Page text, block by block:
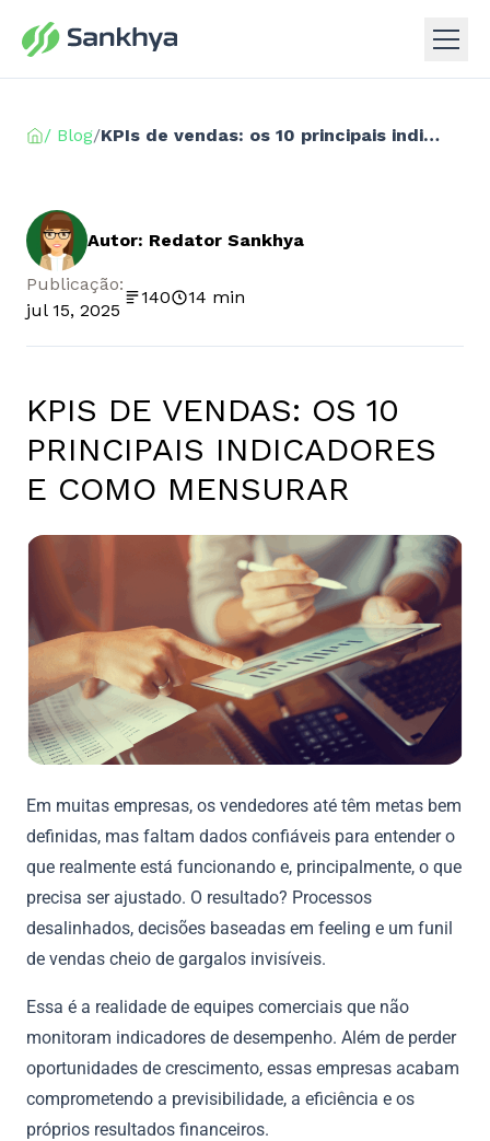
/ Blog/ KPIs de vendas: os 10 principais indicadores e como mensurar
Autor: Redator Sankhya
Publicação:
jul 15, 2025
140 14 min
KPIS DE VENDAS: OS 10
PRINCIPAIS INDICADORES
E COMO MENSURAR
Em muitas empresas, os vendedores até têm metas bem
definidas, mas faltam dados confiáveis para entender o
que realmente está funcionando e, principalmente, o que
precisa ser ajustado. O resultado? Processos
desalinhados, decisões baseadas em feeling e um funil
de vendas cheio de gargalos invisíveis.
Essa é a realidade de equipes comerciais que não
monitoram indicadores de desempenho. Além de perder
oportunidades de crescimento, essas empresas acabam
comprometendo a previsibilidade, a eficiência e os
próprios resultados financeiros.